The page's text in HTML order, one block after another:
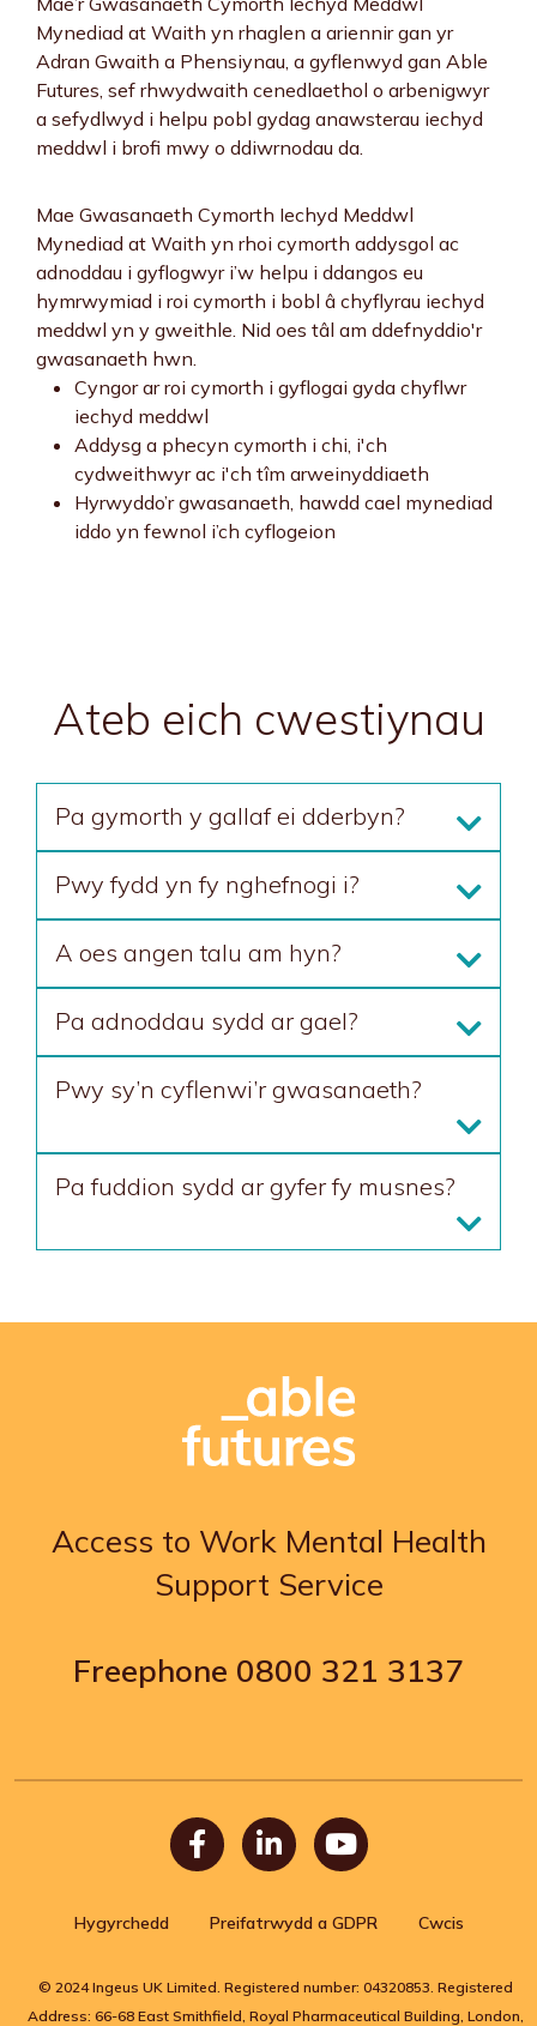
Mynediad at Waith yn rhaglen a ariennir gan yr
Adran Gwaith a Phensiynau, a gyflenwyd gan Able
Futures, sef rhwydwaith cenedlaethol o arbenigwyr
a sefydlwyd i helpu pobl gydag anawsterau iechyd
meddwl i brofi mwy o ddiwrnodau da.
Mae Gwasanaeth Cymorth Iechyd Meddwl
Mynediad at Waith yn rhoi cymorth addysgol ac
adnoddau i gyflogwyr i’w helpu i ddangos eu
hymrwymiad i roi cymorth i bobl â chyflyrau iechyd
meddwl yn y gweithle. Nid oes tâl am ddefnyddio'r
gwasanaeth hwn.
Cyngor ar roi cymorth i gyflogai gyda chyflwr
iechyd meddwl
Addysg a phecyn cymorth i chi, i'ch
cydweithwyr ac i'ch tîm arweinyddiaeth
Hyrwyddo’r gwasanaeth, hawdd cael mynediad
iddo yn fewnol i’ch cyflogeion
Ateb eich cwestiynau
Pa gymorth y gallaf ei dderbyn?
Pwy fydd yn fy nghefnogi i?
A oes angen talu am hyn?
Pa adnoddau sydd ar gael?
Pwy sy’n cyflenwi’r gwasanaeth?
Pa fuddion sydd ar gyfer fy musnes?
Access to Work Mental Health
Support Service
Freephone 0800 321 3137
© 2024 Ingeus UK Limited. Registered number: 04320853. Registered
Address: 66-68 East Smithfield, Royal Pharmaceutical Building, London,
Hygyrchedd Preifatrwydd a GDPR Cwcis
Facebook
LinkedInYoutube